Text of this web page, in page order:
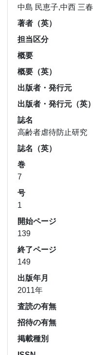
中島 民恵子,中西 三春
著者（英）
担当区分
概要
概要（英）
出版者・発行元
出版者・発行元（英）
誌名
高齢者虐待防止研究
誌名（英）
巻
7
号
1
開始ページ
139
終了ページ
149
出版年月
2011年
査読の有無
招待の有無
掲載種別